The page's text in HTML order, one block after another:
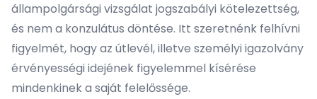
állampolgársági vizsgálat jogszabályi kötelezettség,
és nem a konzulátus döntése. Itt szeretnénk felhívni
figyelmét, hogy az útlevél, illetve személyi igazolvány
érvényességi idejének figyelemmel kísérése
mindenkinek a saját felelőssége.